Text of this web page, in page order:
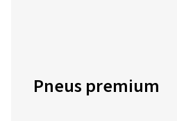
Pneus premium